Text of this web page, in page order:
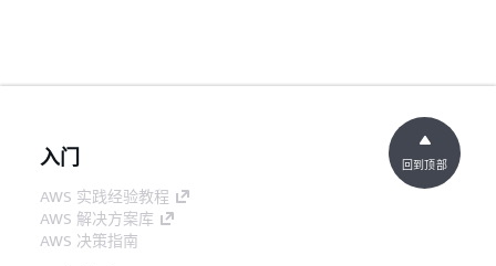
入门
AWS 实践经验教程
AWS 解决方案库
AWS 决策指南
回到顶部